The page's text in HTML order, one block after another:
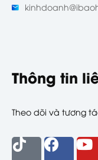
Thông tin
Theo dõi và tương